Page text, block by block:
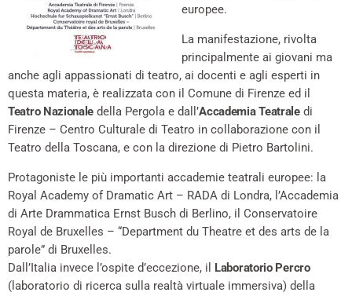
europee.
La manifestazione, rivolta
principalmente ai giovani ma
anche agli appassionati di teatro, ai docenti e agli esperti in
questa materia, è realizzata con il Comune di Firenze ed il
Teatro Nazionale della Pergola e dall’Accademia Teatraledi
Firenze – Centro Culturale di Teatro in collaborazione con il
Teatro della Toscana, e con la direzione di Pietro Bartolini.
Protagoniste le più importanti accademie teatrali europee: la
Royal Academy of Dramatic Art – RADA di Londra, l’Accademia
di Arte Drammatica Ernst Busch di Berlino, il Conservatoire
Royal de Bruxelles – “Department du Theatre et des arts de la
parole” di Bruxelles.
Dall’Italia invece l’ospite d’eccezione, il Laboratorio Percro
(laboratorio di ricerca sulla realtà virtuale immersiva) della